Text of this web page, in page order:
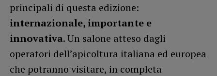
principali di questa edizione:
internazionale, importante e
innovativa. Un salone atteso dagli
operatori dell’apicoltura italiana ed europea
che potranno visitare, in completa